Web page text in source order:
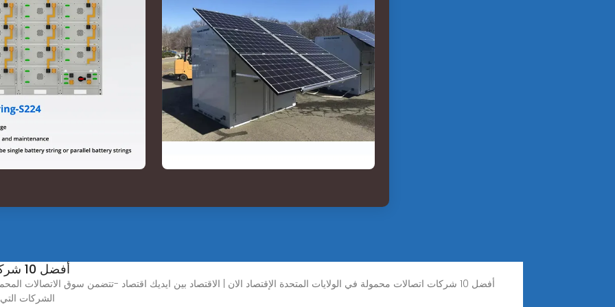
أفضل 10 شركات اتصالات محمولة في الولايات المتحدة
الشركات